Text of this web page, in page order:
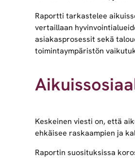
Raportti tarkastelee
vertaillaan
asiakasprosessit sekä
toimintaympäristön
Keskeinen viesti on, että
ehkäisee raskaampien ja
Raportin suosituksissa